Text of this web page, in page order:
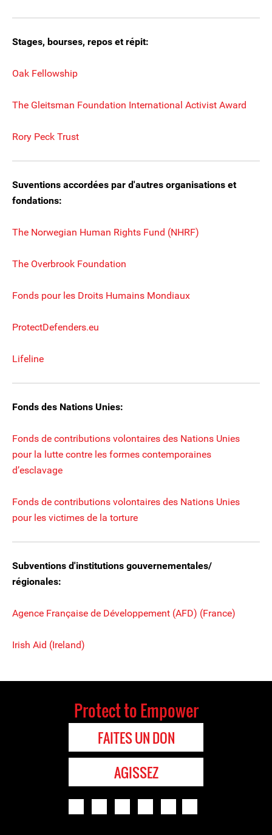
Stages, bourses, repos et répit:
Oak Fellowship
The Gleitsman Foundation International Activist Award
Rory Peck Trust
Suventions accordées par d'autres organisations et
fondations:
The Norwegian Human Rights Fund (NHRF)
The Overbrook Foundation
Fonds pour les Droits Humains Mondiaux
ProtectDefenders.eu
Lifeline
Fonds des Nations Unies:
Fonds de contributions volontaires des Nations Unies
pour la lutte contre les formes contemporaines
d’esclavage
Fonds de contributions volontaires des Nations Unies
pour les victimes de la torture
Subventions d'institutions gouvernementales/
régionales:
Agence Française de Développement (AFD) (France)
Irish Aid (Ireland)
Protect to Empower
FAITES UN DON
AGISSEZ